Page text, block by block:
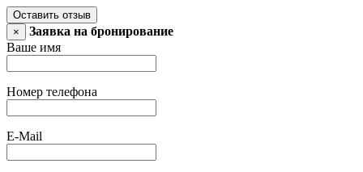
Оставить отзыв
×
Заявка на бронирование
Ваше имя
Номер телефона
E-Mail